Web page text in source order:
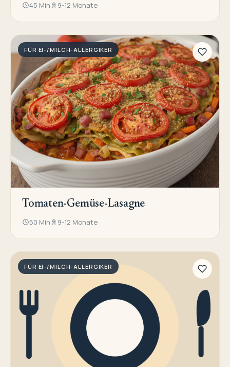
45 Min 9-12 Monate
FÜR EI-/MILCH-ALLERGIKER
Tomaten-Gemüse-Lasagne
50 Min 9-12 Monate
FÜR EI-/MILCH-ALLERGIKER